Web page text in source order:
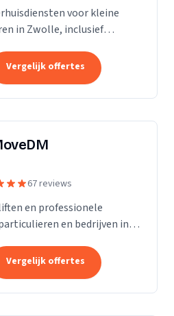
voor kleine
in Zwolle, inclusief
Vergelijk offertes
67 reviews
en professionele
en bedrijven in
Vergelijk offertes